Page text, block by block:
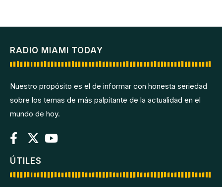
RADIO MIAMI TODAY
Nuestro propósito es el de informar con honesta seriedad
sobre los temas de más palpitante de la actualidad en el
mundo de hoy.
ÚTILES